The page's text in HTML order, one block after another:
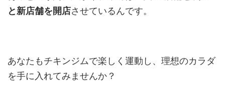
と新店舗を開店させているんです。
あなたもチキンジムで楽しく運動し、理想のカラダ
を手に入れてみませんか？